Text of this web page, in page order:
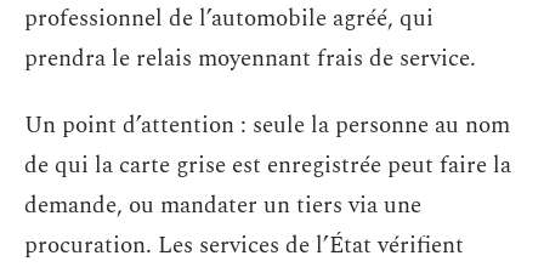
professionnel de l’automobile agréé, qui
prendra le relais moyennant frais de service.
Un point d’attention : seule la personne au nom
de qui la carte grise est enregistrée peut faire la
demande, ou mandater un tiers via une
procuration. Les services de l’État vérifient